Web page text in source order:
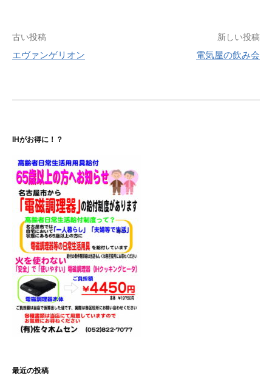
投
稿
シ
ョ
ン
古い投稿
エヴァンゲリオン
新しい投稿
電気屋の飲み会
IHがお得に！？
最近の投稿